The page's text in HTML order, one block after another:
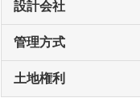
設計会社
管理方式
土地権利